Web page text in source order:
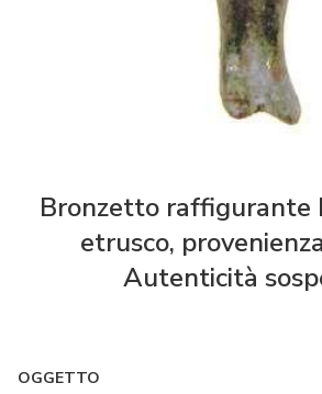
Bronzetto raffigurante
etrusco,
Autenticità
OGGETTO